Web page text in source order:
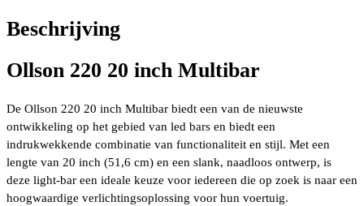
200
WATT
Beschrijving
Ollson 220 20 inch Multibar
De Ollson 220 20 inch Multibar biedt een van de nieuwste
ontwikkeling op het gebied van led bars en biedt een
indrukwekkende combinatie van functionaliteit en stijl. Met een
lengte van 20 inch (51,6 cm) en een slank, naadloos ontwerp, is
deze light-bar een ideale keuze voor iedereen die op zoek is naar een
hoogwaardige verlichtingsoplossing voor hun voertuig.